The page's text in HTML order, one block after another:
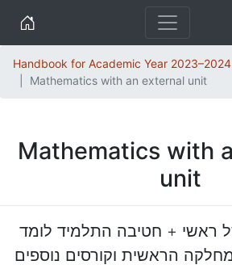
Home
Handbook for Academic Year 2023–2024
Mathematics with an external unit
Mathematics with
unit
ראשי + חטיבה התלמיד לומד
הראשית וקורסים נוספים